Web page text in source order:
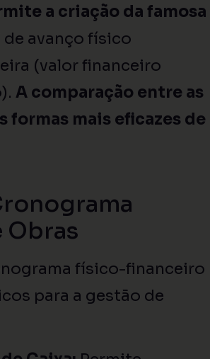
a criação da famosa
avanço físico
(valor financeiro
A comparação entre as
formas mais eficazes de
Obras
físico-financeiro
para a gestão de